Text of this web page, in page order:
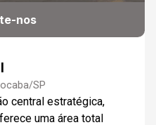
nos
SP
central estratégica,
uma área total